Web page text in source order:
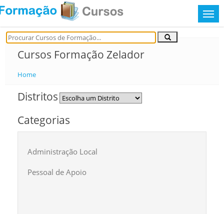
Cursos Formação Zelador
Home
Distritos
Categorias
Administração Local
Pessoal de Apoio